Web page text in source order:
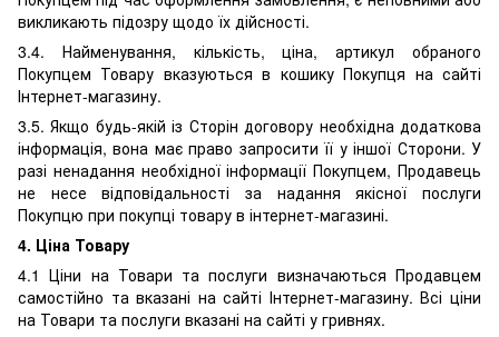
викликають підозру щодо їх дійсності.
3.4. Найменування, кількість, ціна, артикул обраного
Покупцем Товару вказуються в кошику Покупця на сайті
Інтернет-магазину.
3.5. Якщо будь-якій із Сторін договору необхідна додаткова
інформація, вона має право запросити її у іншої Сторони. У
разі ненадання необхідної інформації Покупцем, Продавець
не несе відповідальності за надання якісної послуги
Покупцю при покупці товару в інтернет-магазині.
4. Ціна Товару
4.1 Ціни на Товари та послуги визначаються Продавцем
самостійно та вказані на сайті Інтернет-магазину. Всі ціни
на Товари та послуги вказані на сайті у гривнях.